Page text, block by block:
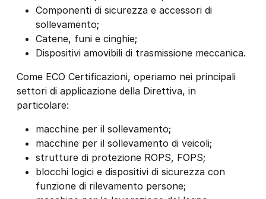
Componenti di sicurezza e accessori di
sollevamento;
Catene, funi e cinghie;
Dispositivi amovibili di trasmissione meccanica.
Come ECO Certificazioni, operiamo nei principali
settori di applicazione della Direttiva, in
particolare:
macchine per il sollevamento;
macchine per il sollevamento di veicoli;
strutture di protezione ROPS, FOPS;
blocchi logici e dispositivi di sicurezza con
funzione di rilevamento persone;